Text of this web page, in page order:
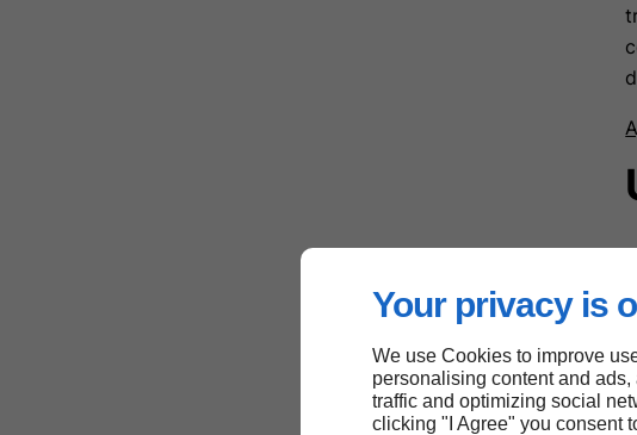
Your privacy is
We use Cookies to improve
personalising content and
traffic and optimizing social
clicking "I Agree" you consent